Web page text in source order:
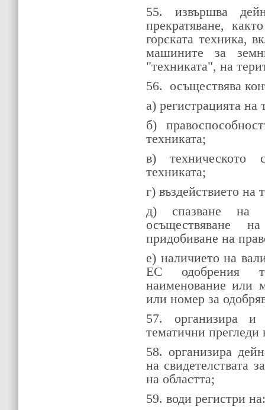
55. извършва
прекратяване,
горската техника,
машините за
"техниката", на
56. осъществява
а) регистрацията
б)
техниката;
в) техническото
техниката;
г) въздействието на
д) спазване на
осъществяване
придобиване на
е) наличието на
ЕС одобрения
наименование или
или номер за
57. организира
тематични прегледи
58. организира
на свидетелствата
на областта;
59. води регистри на: